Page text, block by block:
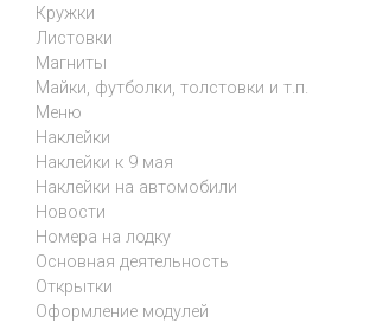
Кружки
Листовки
Магниты
Майки, футболки, толстовки и т.п.
Меню
Наклейки
Наклейки к 9 мая
Наклейки на автомобили
Новости
Номера на лодку
Основная деятельность
Открытки
Оформление модулей